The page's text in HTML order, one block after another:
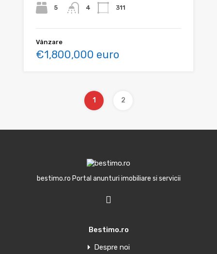
5 4 311
Vânzare
€1,800,000 euro
1 2
bestimo.ro Portal anunturi imobiliare si servicii
Bestimo.ro
Despre noi